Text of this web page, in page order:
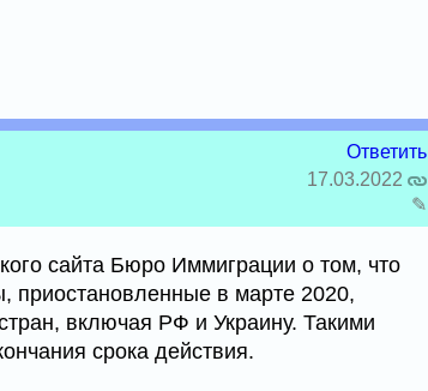
Ответить
17.03.2022
✎
сайта Бюро Иммиграции о том, что
приостановленные в марте 2020,
включая РФ и Украину. Такими
срока действия.